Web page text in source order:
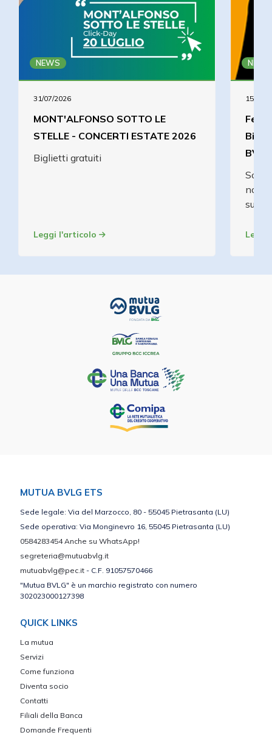
NEWS
31/07/2026
MONT'ALFONSO SOTTO LE
STELLE - CONCERTI ESTATE 2026
Biglietti gratuiti
Leggi l'articolo
NEWS
15/06/
BVLG
MUTUA BVLG ETS
Sede legale: Via del Marzocco, 80 - 55045 Pietrasanta (LU)
Sede operativa: Via Monginevro 16, 55045 Pietrasanta (LU)
0584283454 Anche su WhatsApp!
segreteria@mutuabvlg.it
mutuabvlg@pec.it - C.F. 91057570466
"Mutua BVLG" è un marchio registrato con numero
302023000127398
QUICK LINKS
La mutua
Servizi
Come funziona
Diventa socio
Contatti
Filiali della Banca
Domande Frequenti